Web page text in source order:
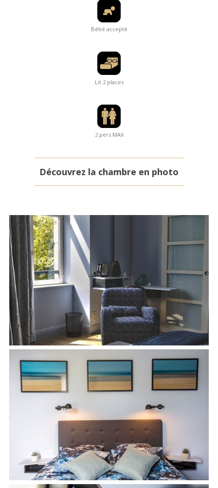
Bébé accepté
Lit 2 places
2 pers MAX
Découvrez la chambre en photo